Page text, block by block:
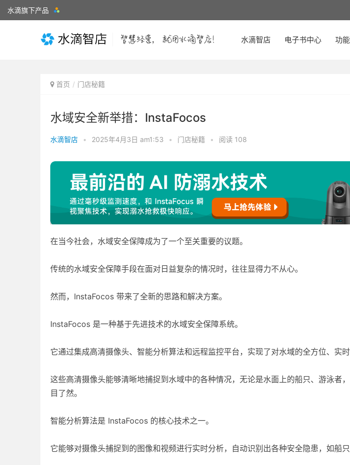
水滴旗下产品
水滴智店 电子书中心 功
首页 门店秘籍
水域安全新举措：InstaFocos
水滴智店 • 2025年4月3日 am1:53 • 门店秘籍 • 阅读 108
在当今社会，水域安全保障成为了一个至关重要的议题。
传统的水域安全保障手段在面对日益复杂的情况时，往往显得力不从心。
然而，InstaFocos 带来了全新的思路和解决方案。
InstaFocos 是一种基于先进技术的水域安全保障系统。
它通过集成高清摄像头、智能分析算法和远程监控平台，实现了对水域的全方位、实时
这些高清摄像头能够清晰地捕捉到水域中的各种情况，无论是水面上的船只、游泳者
目了然。
智能分析算法是 InstaFocos 的核心技术之一。
它能够对摄像头捕捉到的图像和视频进行实时分析，自动识别出各种安全隐患，如船